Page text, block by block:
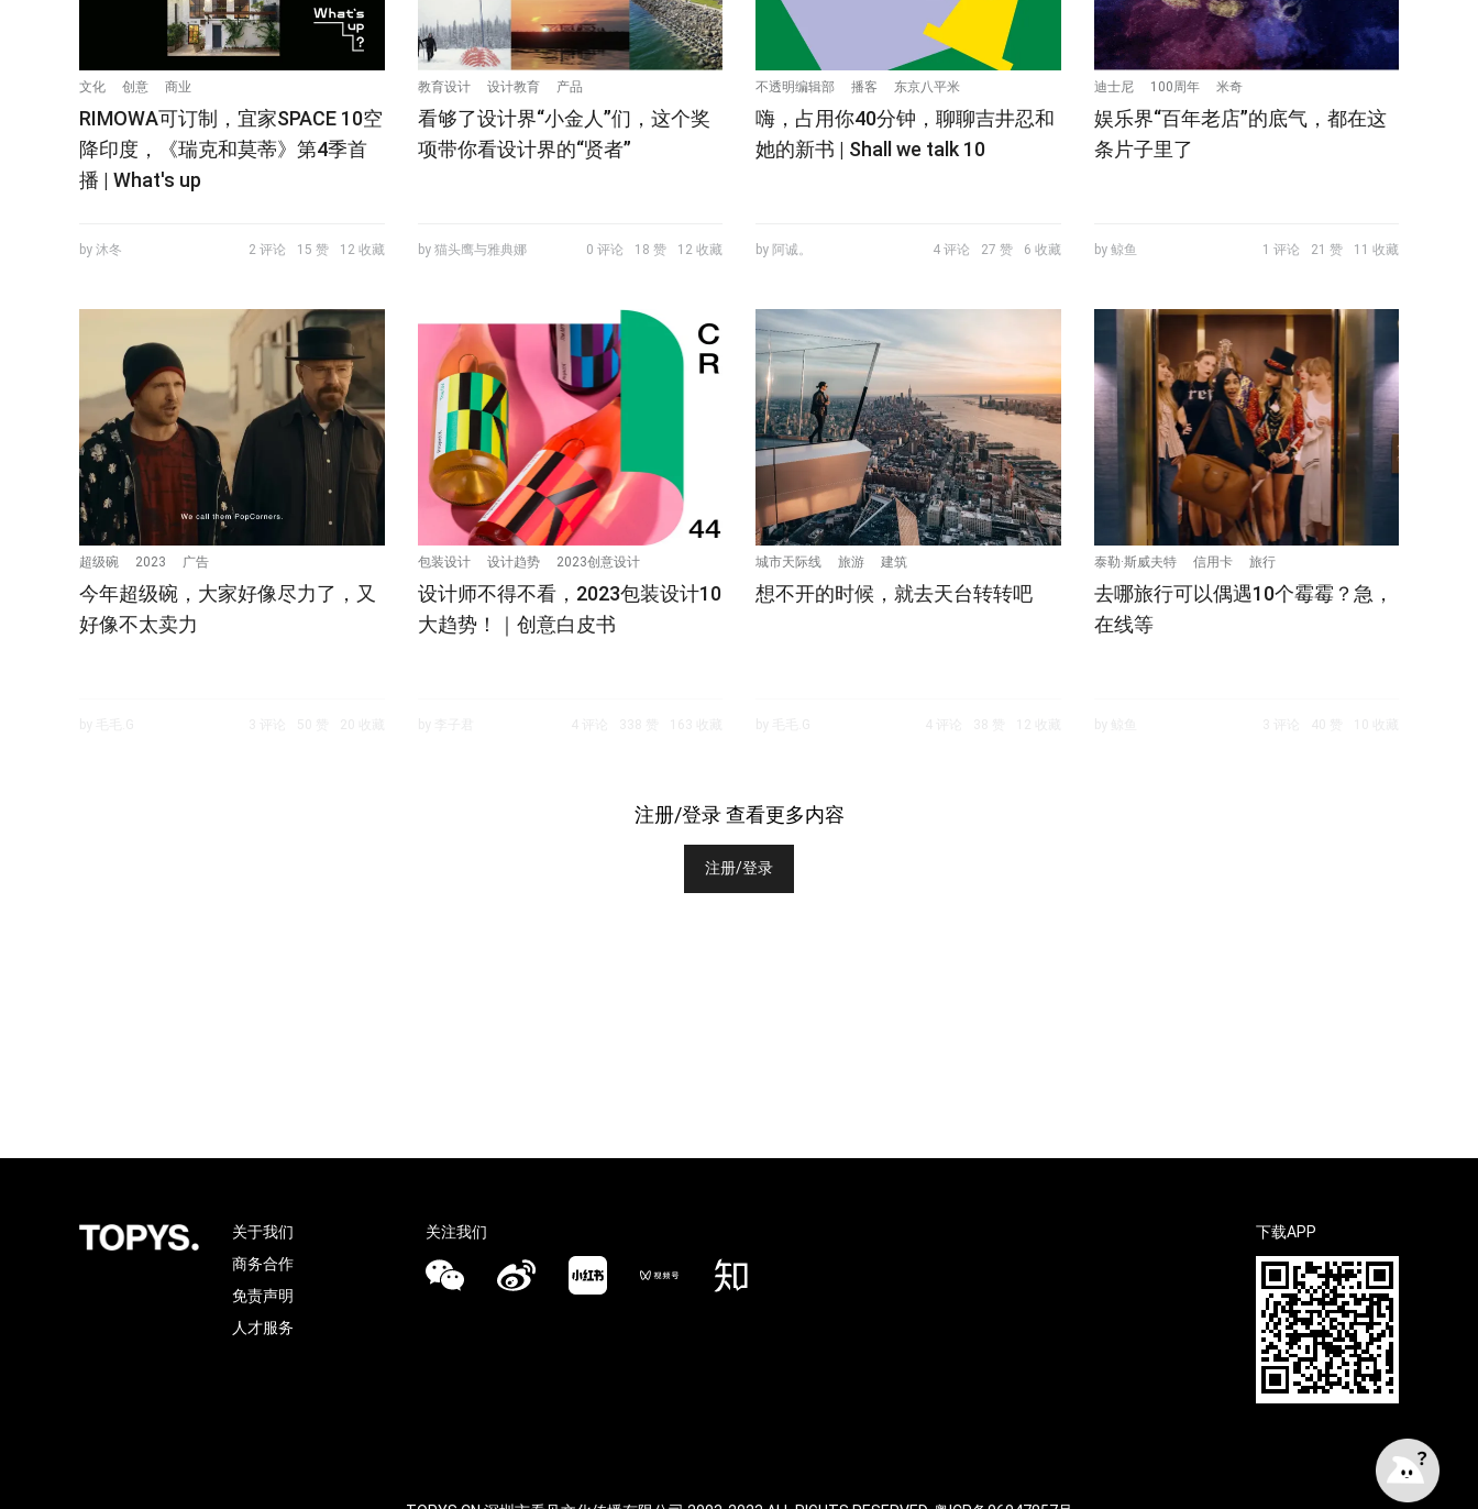
文化 创意 商业
RIMOWA可订制，宜家SPACE 10空
降印度，《瑞克和莫蒂》第4季首
播 | What's up
by 沐冬 2 评论 15 赞 12 收藏
教育设计 设计教育 产品
看够了设计界“小金人”们，这个奖
项带你看设计界的“贤者”
by 猫头鹰与雅典娜 0 评论 18 赞 12 收藏
不透明编辑部 播客 东京八平米
嗨，占用你40分钟，聊聊吉井忍和
她的新书 | Shall we talk 10
by 阿诚。 4 评论 27 赞 6 收藏
迪士尼 100周年 米奇
娱乐界“百年老店”的底气，都在这
条片子里了
by 鲸鱼 1 评论 21 赞 11 收藏
超级碗 2023 广告
今年超级碗，大家好像尽力了，又
好像不太卖力
包装设计 设计趋势 2023创意设计
设计师不得不看，2023包装设计10
大趋势！｜创意白皮书
城市天际线 旅游 建筑
想不开的时候，就去天台转转吧
泰勒·斯威夫特 信用卡 旅行
去哪旅行可以偶遇10个霉霉？急，
在线等
注册/登录 查看更多内容
注册/登录
关于我们
商务合作
免责声明
人才服务
关注我们 下载APP